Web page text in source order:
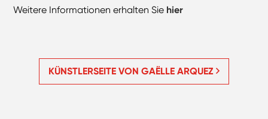
Weitere Informationen erhalten Sie hier
KÜNSTLERSEITE VON GAËLLE ARQUEZ